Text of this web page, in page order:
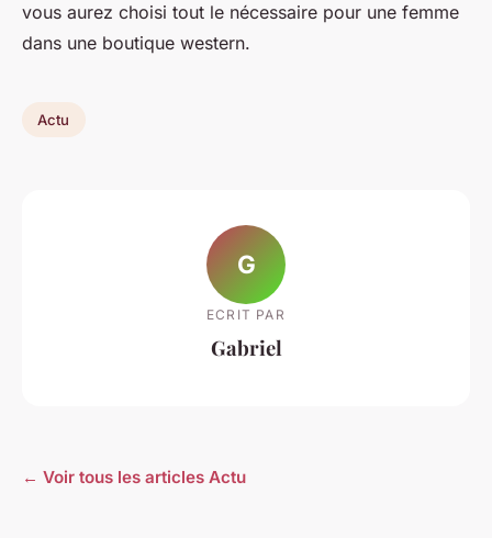
vous aurez choisi tout le nécessaire pour une femme
dans une boutique western.
Actu
G
ECRIT PAR
Gabriel
← Voir tous les articles Actu